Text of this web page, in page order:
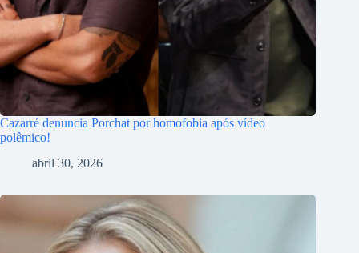
Cazarré denuncia Porchat por homofobia após vídeo
polêmico!
abril 30, 2026